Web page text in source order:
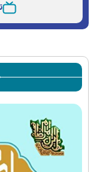
window.
because the
format is not